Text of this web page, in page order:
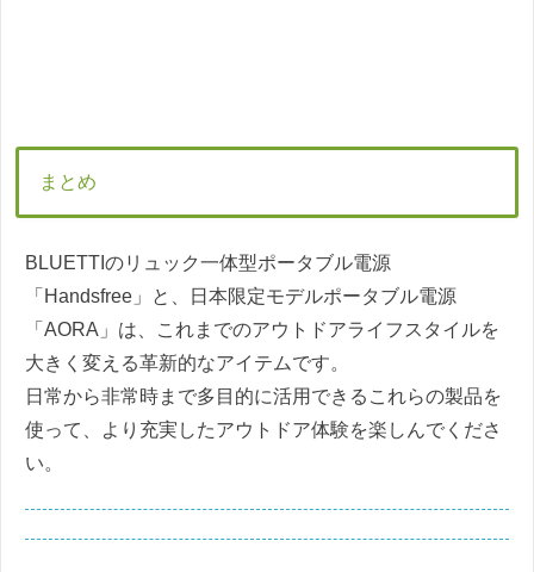
まとめ
BLUETTIのリュック一体型ポータブル電源
「Handsfree」と、日本限定モデルポータブル電源
「AORA」は、これまでのアウトドアライフスタイルを
大きく変える革新的なアイテムです。
日常から非常時まで多目的に活用できるこれらの製品を
使って、より充実したアウトドア体験を楽しんでくださ
い。